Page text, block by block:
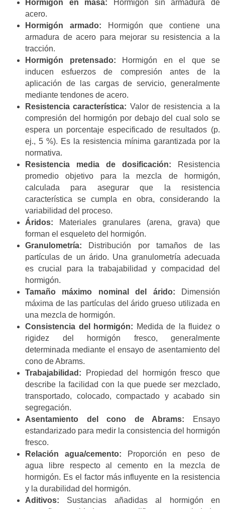
Hormigón en masa: Hormigón sin armadura de
acero.
Hormigón armado: Hormigón que contiene una
armadura de acero para mejorar su resistencia a la
tracción.
Hormigón pretensado: Hormigón en el que se
inducen esfuerzos de compresión antes de la
aplicación de las cargas de servicio, generalmente
mediante tendones de acero.
Resistencia característica: Valor de resistencia a la
compresión del hormigón por debajo del cual solo se
espera un porcentaje especificado de resultados (p.
ej., 5 %). Es la resistencia mínima garantizada por la
normativa.
Resistencia media de dosificación: Resistencia
promedio objetivo para la mezcla de hormigón,
calculada para asegurar que la resistencia
característica se cumpla en obra, considerando la
variabilidad del proceso.
Áridos: Materiales granulares (arena, grava) que
forman el esqueleto del hormigón.
Granulometría: Distribución por tamaños de las
partículas de un árido. Una granulometría adecuada
es crucial para la trabajabilidad y compacidad del
hormigón.
Tamaño máximo nominal del árido: Dimensión
máxima de las partículas del árido grueso utilizada en
una mezcla de hormigón.
Consistencia del hormigón: Medida de la fluidez o
rigidez del hormigón fresco, generalmente
determinada mediante el ensayo de asentamiento del
cono de Abrams.
Trabajabilidad: Propiedad del hormigón fresco que
describe la facilidad con la que puede ser mezclado,
transportado, colocado, compactado y acabado sin
segregación.
Asentamiento del cono de Abrams: Ensayo
estandarizado para medir la consistencia del hormigón
fresco.
Relación agua/cemento: Proporción en peso de
agua libre respecto al cemento en la mezcla de
hormigón. Es el factor más influyente en la resistencia
y la durabilidad del hormigón.
Aditivos: Sustancias añadidas al hormigón en